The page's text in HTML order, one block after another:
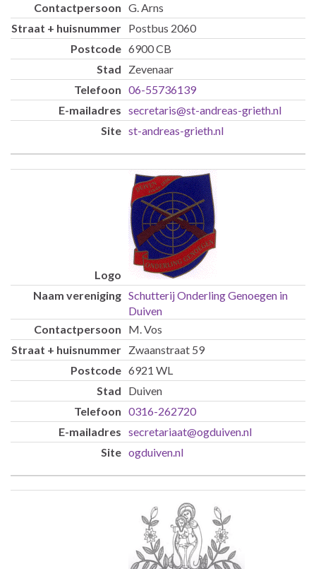
G. Arns
Postbus 2060
6900 CB
Zevenaar
06-55736139
secretaris@st-andreas-grieth.nl
st-andreas-grieth.nl
Schutterij Onderling Genoegen in
Duiven
M. Vos
Zwaanstraat 59
6921 WL
Duiven
0316-262720
secretariaat@ogduiven.nl
ogduiven.nl